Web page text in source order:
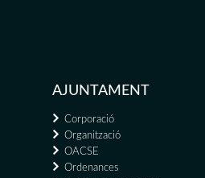
AJUNTAMENT
Corporació
Organització
OACSE
Ordenances